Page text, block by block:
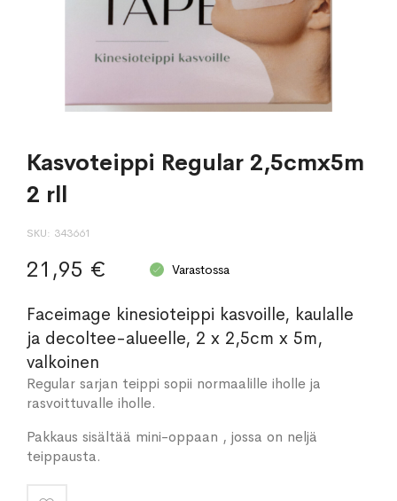
Kasvoteippi Regular 2,5cmx5m
2 rll
SKU 343661
21,95 € Varastossa
Faceimage kinesioteippi kasvoille, kaulalle
ja decoltee-alueelle, 2 x 2,5cm x 5m,
valkoinen
Regular sarjan teippi sopii normaalille iholle ja
rasvoittuvalle iholle.
Pakkaus sisältää mini-oppaan , jossa on neljä
teippausta.